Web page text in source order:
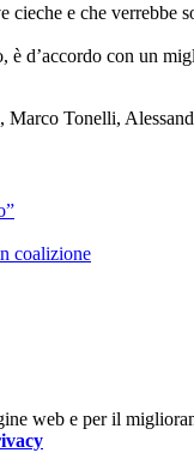
e che
è d’accordo con un
Marco Tonelli,
coalizione
web e per il